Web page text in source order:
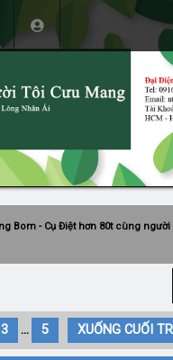
Bom - Cụ Điệt hơn 80t cùng
3 ... 5 XUỐNG CUỐI